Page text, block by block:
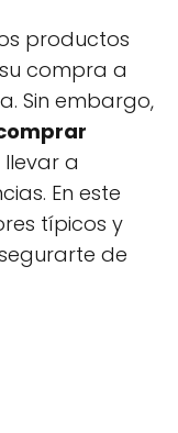
productos
compra a
Sin embargo,
a
En este
típicos y
de